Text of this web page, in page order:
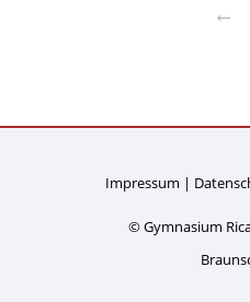
←
Impressum
© Gymnasium